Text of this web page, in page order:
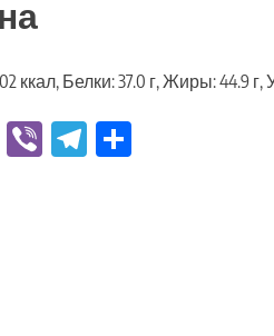
ккал, Белки: 37.0 г, Жиры: 44.9 г,
VK ViberTelegram